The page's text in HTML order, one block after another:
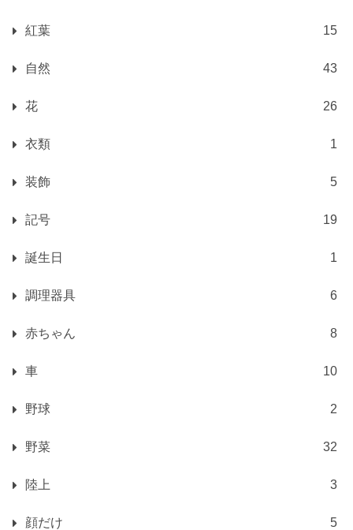
紅葉 15
自然 43
花 26
衣類 1
装飾 5
記号 19
誕生日 1
調理器具 6
赤ちゃん 8
車 10
野球 2
野菜 32
陸上 3
顔だけ 5